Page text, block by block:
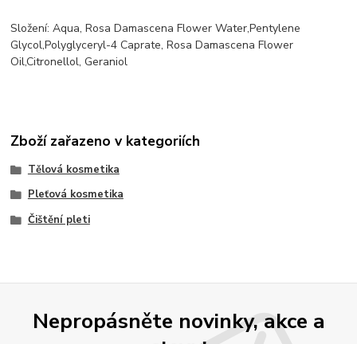
Složení: Aqua, Rosa Damascena Flower Water,Pentylene
Glycol,Polyglyceryl-4 Caprate, Rosa Damascena Flower
Oil,Citronellol, Geraniol
Zboží zařazeno v kategoriích
Tělová kosmetika
Pleťová kosmetika
Čištění pleti
Nepropásněte novinky, akce a